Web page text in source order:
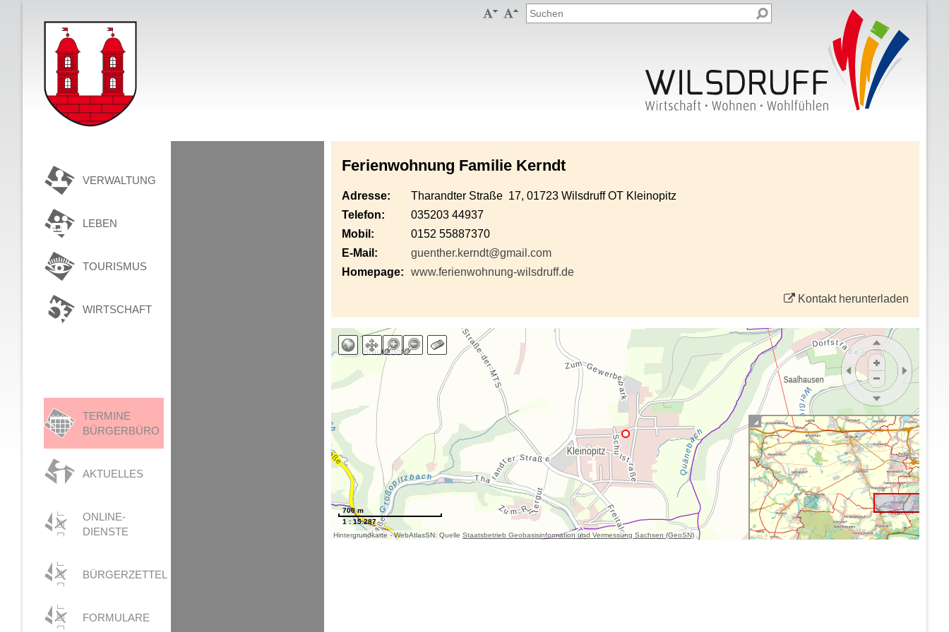
 
VERWALTUNG
LEBEN
TOURISMUS
WIRTSCHAFT
TERMINE
BÜRGERBÜRO
AKTUELLES
ONLINE-
DIENSTE
BÜRGERZETTEL
FORMULARE
Ferienwohnung Familie Kerndt
Adresse:
Tharandter Straße 17, 01723 Wilsdruff OT Kleinopitz
Telefon:
035203 44937
Mobil:
0152 55887370
E-Mail:
guenther.kerndt@gmail.com
Homepage:
www.ferienwohnung-wilsdruff.de
Kontakt herunterladen
Hintergrundkarte - WebAtlasSN: Quelle Staatsbetrieb Geobasisinformation und Vermessung Sachsen (GeoSN)
700 m
1 : 15.287